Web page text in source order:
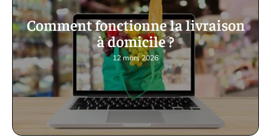
Comment fonctionne la livraison
à domicile ?
12 mars 2026